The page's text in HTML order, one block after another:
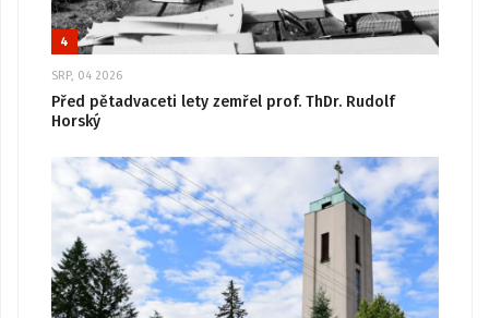
4
SRP, 04 2026
Před pětadvaceti lety zemřel prof. ThDr. Rudolf
Horský